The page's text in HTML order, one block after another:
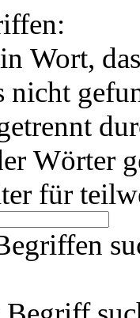
Wort,
nicht
Wörter
für